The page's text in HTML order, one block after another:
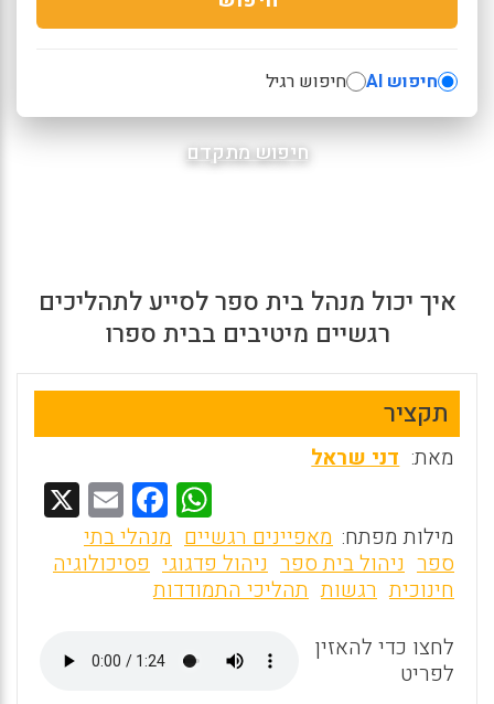
חיפוש AI חיפוש רגיל
חיפוש מתקדם
איך יכול מנהל בית ספר לסייע לתהליכים
רגשיים מיטיבים בבית ספרו
תקציר
מאת: דני שראל
W
h
at
s
A
p
F
a
ce
o
o
E
m
ai
מילות מפתח: מאפיינים רגשיים מנהלי בתי
ספר ניהול בית ספר ניהול פדגוגי פסיכולוגיה
חינוכית רגשות תהליכי התמודדות
לחצו כדי להאזין
לפריט